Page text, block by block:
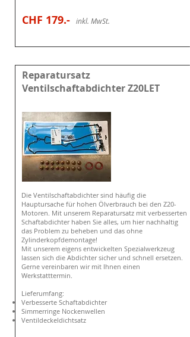
CHF 179.- inkl. MwSt.
Reparatursatz
Ventilschaftabdichter Z20LET
Die Ventilschaftabdichter sind häufig die
Hauptursache für hohen Ölverbrauch bei den Z20-
Motoren. Mit unserem Reparatursatz mit verbesserten
Schaftabdichter haben Sie alles, um hier nachhaltig
das Problem zu beheben und das ohne
Zylinderkopfdemontage!
Mit unserem eigens entwickelten Spezialwerkzeug
lassen sich die Abdichter sicher und schnell ersetzen.
Gerne vereinbaren wir mit Ihnen einen
Werkstatttermin.
Lieferumfang:
Verbesserte Schaftabdichter
Simmerringe Nockenwellen
Ventildeckeldichtsatz